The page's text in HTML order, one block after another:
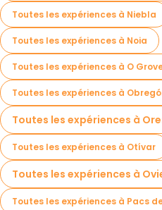
Toutes les expériences à Niebla
Toutes les expériences à Noia
Toutes les expériences à O
Toutes les expériences à
Toutes les expériences à
Toutes les expériences à Otívar
Toutes les expériences à
Toutes les expériences à Pacs